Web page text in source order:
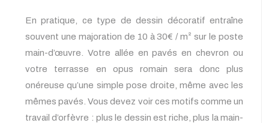
En pratique, ce type de dessin décoratif entraîne
souvent une majoration de 10 à 30€ / m² sur le poste
main-d’œuvre. Votre allée en pavés en chevron ou
votre terrasse en opus romain sera donc plus
onéreuse qu’une simple pose droite, même avec les
mêmes pavés. Vous devez voir ces motifs comme un
travail d’orfèvre : plus le dessin est riche, plus la main-